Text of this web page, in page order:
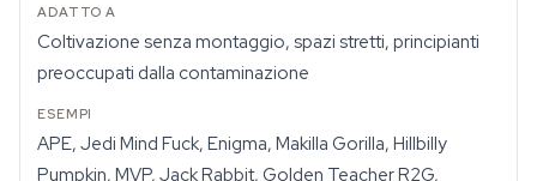
Coltivazione senza montaggio, spazi stretti, principianti
preoccupati dalla contaminazione
APE, Jedi Mind Fuck, Enigma, Makilla Gorilla, Hillbilly
Pumpkin, MVP, Jack Rabbit, Golden Teacher R2G,